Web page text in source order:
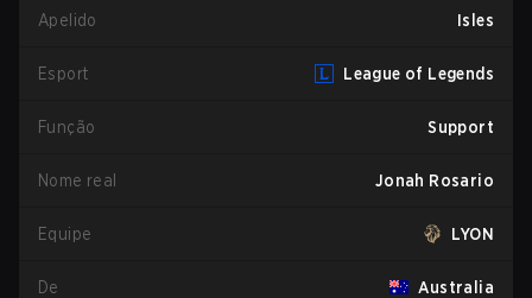
Apelido Isles
Esport League of Legends
Função Support
Nome real Jonah Rosario
Equipe LYON
De Australia